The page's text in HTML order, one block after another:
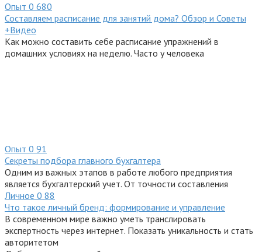
Опыт 0 680
Составляем расписание для занятий дома? Обзор и Советы
+Видео
Как можно составить себе расписание упражнений в
домашних условиях на неделю. Часто у человека
Опыт 0 91
Секреты подбора главного бухгалтера
Одним из важных этапов в работе любого предприятия
является бухгалтерский учет. От точности составления
Личное 0 88
Что такое личный бренд: формирование и управление
В современном мире важно уметь транслировать
экспертность через интернет. Показать уникальность и стать
авторитетом